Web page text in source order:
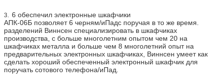
Напряжение
тока
деятельности
100-240В, 50/60Хз
Рабочая
температура
0 | ℃ 50
Сертификат КЭ, ФКК
3. 6 обеспечил электронные шкафчики
АПК-06Б позволяет 6 черням/иПадс поручая в то же время.
разделений Виннсен специализировать в шкафчиках
производства, с больше многолетним опытом чем 20 на
шкафчиках металла и больше чем 8 многолетний опыт на
предварительных электронных шкафчиках, Виннсен умеет как
сделать хороший обеспеченный электронный шкафчик для
поручать сотового телефона/иПад.